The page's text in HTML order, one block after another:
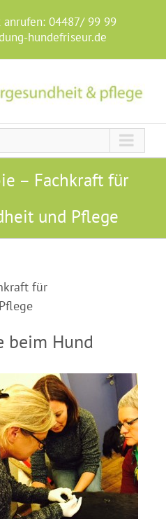
anrufen: 04487/ 99 99
hundefriseur.de
– Fachkraft für
und Pflege
für
beim Hund